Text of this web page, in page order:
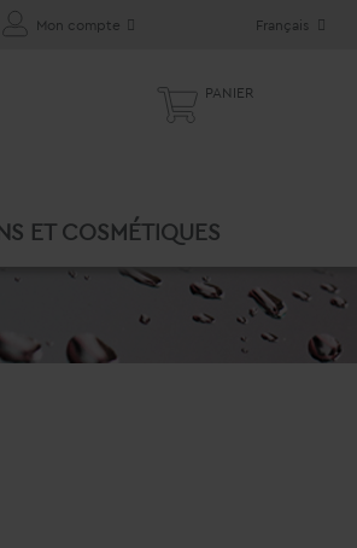
Français
Mon compte
PANIER
ET COSMÉTIQUES